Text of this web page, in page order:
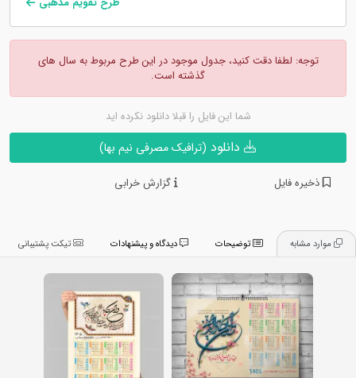
توجه: لطفا دقت کنید، جدول موجود در این طرح مربوط به سال های
گذشته است.
شما این فایل را قبلا دانلود نکرده اید
(ترافیک مصرفی نیم بها)
ذخیره فایل گزارش خرابی
توضیحات تیکت پشتیبانی